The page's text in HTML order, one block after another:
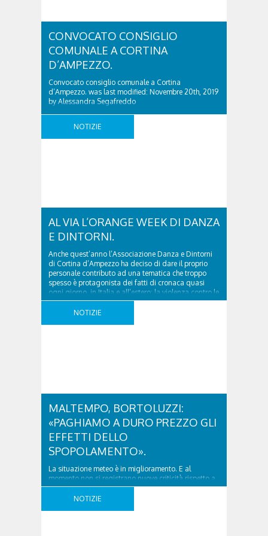
CONVOCATO CONSIGLIO
COMUNALE A CORTINA
D’AMPEZZO.
Convocato consiglio comunale a Cortina
d’Ampezzo. was last modified: Novembre 20th, 2019
by Alessandra Segafreddo
NOTIZIE
AL VIA L’ORANGE WEEK DI DANZA
E DINTORNI.
Anche quest’anno l’Associazione Danza e Dintorni
di Cortina d’Ampezzo ha deciso di dare il proprio
personale contributo ad una tematica che troppo
spesso è protagonista dei fatti di cronaca quasi
ogni giorno, in Italia e all’estero: la violenza contro le
donne. La Giornata Internazionale per l’eliminazione
della violenza contro le Donne istituita nel 1999
NOTIZIE
MALTEMPO, BORTOLUZZI:
«PAGHIAMO A DURO PREZZO GLI
EFFETTI DELLO
SPOPOLAMENTO».
La situazione meteo è in miglioramento. E al
momento non si registrano nuove criticità rispetto a
quelle emerse con la perturbazione di domenica,
tranne una frana a Dont di Zoldo, un dissesto
NOTIZIE